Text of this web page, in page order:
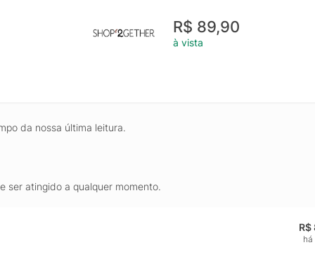
R$ 89,90
à vista
da nossa última leitura.
ser atingido a qualquer momento.
R$
há